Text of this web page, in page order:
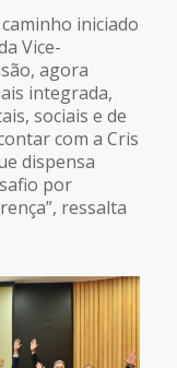
iniciado
Vice-
agora
integrada,
sociais e de
com a Cris
dispensa
por
ressalta